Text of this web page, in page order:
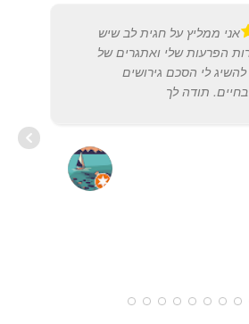
אני ממליץ על חגית לב שיש
הפרעות שלי ואתגרים של
לי הסכם גירושים
תודה לך